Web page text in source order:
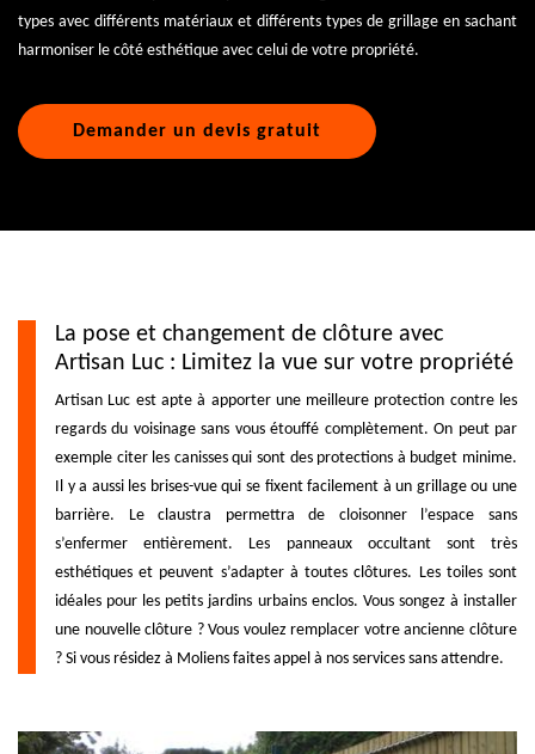
types avec différents matériaux et différents types de grillage en sachant
harmoniser le côté esthétique avec celui de votre propriété.
Demander un devis gratuit
La pose et changement de clôture avec
Artisan Luc : Limitez la vue sur votre propriété
Artisan Luc est apte à apporter une meilleure protection contre les
regards du voisinage sans vous étouffé complètement. On peut par
exemple citer les canisses qui sont des protections à budget minime.
Il y a aussi les brises-vue qui se fixent facilement à un grillage ou une
barrière. Le claustra permettra de cloisonner l’espace sans
s’enfermer entièrement. Les panneaux occultant sont très
esthétiques et peuvent s’adapter à toutes clôtures. Les toiles sont
idéales pour les petits jardins urbains enclos. Vous songez à installer
une nouvelle clôture ? Vous voulez remplacer votre ancienne clôture
? Si vous résidez à Moliens faites appel à nos services sans attendre.